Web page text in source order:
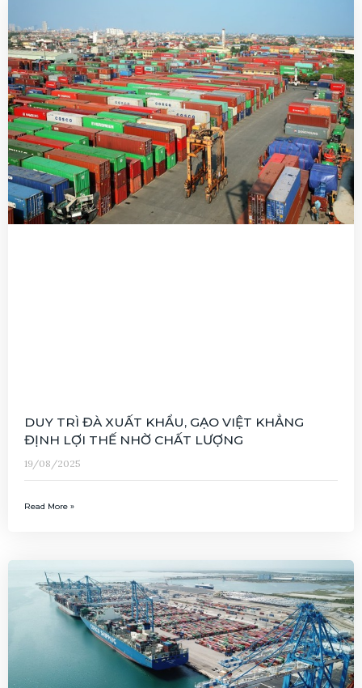
DUY TRÌ ĐÀ XUẤT KHẨU, GẠO VIỆT KHẲNG
ĐỊNH LỢI THẾ NHỜ CHẤT LƯỢNG
19/08/2025
Read More »